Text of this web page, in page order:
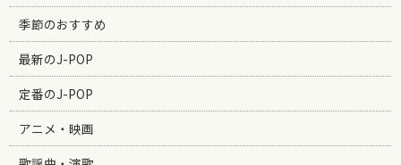
季節のおすすめ
最新のJ-POP
定番のJ-POP
アニメ・映画